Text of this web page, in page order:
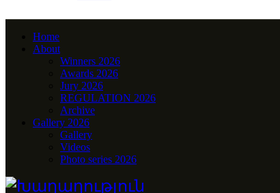
Home
About
Winners 2026
Awards 2026
Jury 2026
REGULATION 2026
Archive
Gallery 2026
Gallery
Videos
Photo series 2026